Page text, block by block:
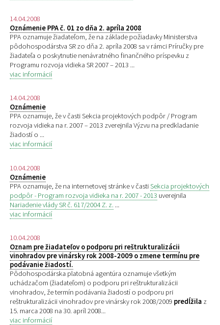
14.04.2008
Oznámenie PPA č. 01 zo dňa 2. apríla 2008
PPA oznamuje žiadateľom, že na základe požiadavky Ministerstva
pôdohospodárstva SR zo dňa 2. apríla 2008 sa v rámci Príručky pre
žiadateľa o poskytnutie nenávratného finančného príspevku z
Programu rozvoja vidieka SR 2007 – 2013 ...
viac informácií
14.04.2008
Oznámenie
PPA oznamuje, že v časti Sekcia projektových podpôr / Program
rozvoja vidieka na r. 2007 – 2013 zverejnila Výzvu na predkladanie
žiadostí o ...
viac informácií
10.04.2008
Oznámenie
PPA oznamuje, že na internetovej stránke v častiSekcia projektových
podpôr - Program rozvoja vidieka na r. 2007 - 2013 uverejnila
Nariadenie vlády SR č. 617/2004 Z. z. ...
viac informácií
10.04.2008
Oznam pre žiadateľov o podporu pri reštrukturalizácii
vinohradov pre vinársky rok 2008-2009 o zmene termínu pre
podávanie žiadostí.
Pôdohospodárska platobná agentúra oznamuje všetkým
uchádzačom (žiadateľom) o podporu pri reštrukturalizácii
vinohradov, že termín podávania žiadostí o podporu pri
reštrukturalizácii vinohradov pre vinársky rok 2008/2009 predĺžila z
15. marca 2008 na 30. apríl 2008...
viac informácií